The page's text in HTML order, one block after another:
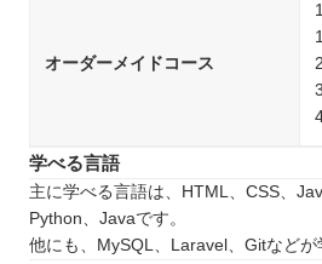
オーダーメイドコース
学べる言語
主に学べる言語は、HTML、CSS、
Python、Javaです。
他にも、MySQL、Laravel、Gitなどが